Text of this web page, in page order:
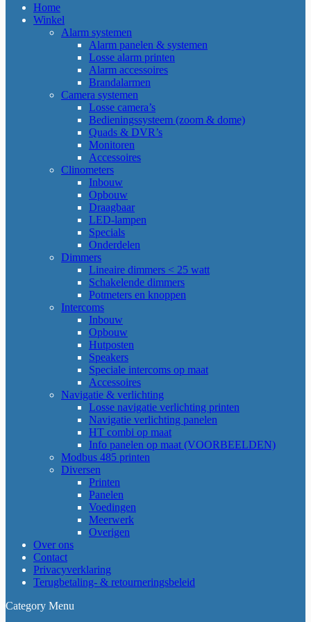
Home
Winkel
Alarm systemen
Alarm panelen & systemen
Losse alarm printen
Alarm accessoires
Brandalarmen
Camera systemen
Losse camera’s
Bedieningssysteem (zoom & dome)
Quads & DVR’s
Monitoren
Accessoires
Clinometers
Inbouw
Opbouw
Draagbaar
LED-lampen
Specials
Onderdelen
Dimmers
Lineaire dimmers < 25 watt
Schakelende dimmers
Potmeters en knoppen
Intercoms
Inbouw
Opbouw
Hutposten
Speakers
Speciale intercoms op maat
Accessoires
Navigatie & verlichting
Losse navigatie verlichting printen
Navigatie verlichting panelen
HT combi op maat
Info panelen op maat (VOORBEELDEN)
Modbus 485 printen
Diversen
Printen
Panelen
Voedingen
Meerwerk
Overigen
Over ons
Contact
Privacyverklaring
Terugbetaling- & retourneringsbeleid
Category Menu